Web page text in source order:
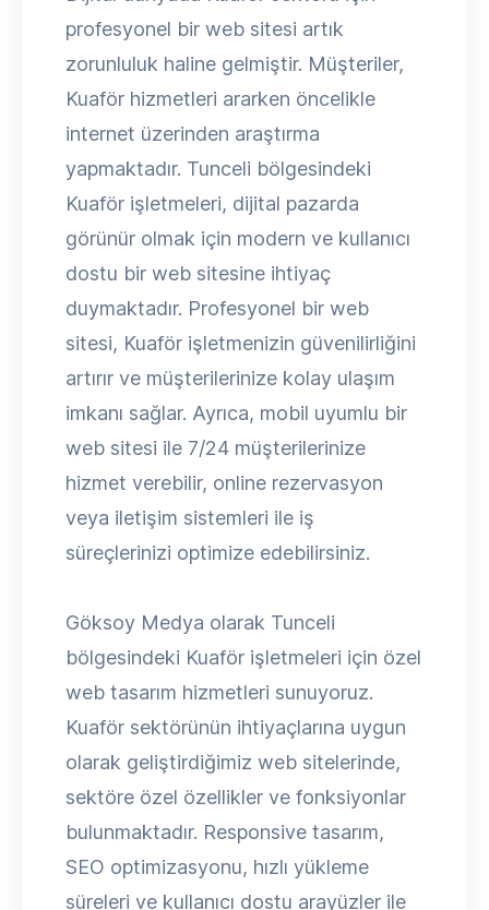
profesyonel bir web sitesi artık
zorunluluk haline gelmiştir. Müşteriler,
Kuaför hizmetleri ararken öncelikle
internet üzerinden araştırma
yapmaktadır. Tunceli bölgesindeki
Kuaför işletmeleri, dijital pazarda
görünür olmak için modern ve kullanıcı
dostu bir web sitesine ihtiyaç
duymaktadır. Profesyonel bir web
sitesi, Kuaför işletmenizin güvenilirliğini
artırır ve müşterilerinize kolay ulaşım
imkanı sağlar. Ayrıca, mobil uyumlu bir
web sitesi ile 7/24 müşterilerinize
hizmet verebilir, online rezervasyon
veya iletişim sistemleri ile iş
süreçlerinizi optimize edebilirsiniz.
Göksoy Medya olarak Tunceli
bölgesindeki Kuaför işletmeleri için özel
web tasarım hizmetleri sunuyoruz.
Kuaför sektörünün ihtiyaçlarına uygun
olarak geliştirdiğimiz web sitelerinde,
sektöre özel özellikler ve fonksiyonlar
bulunmaktadır. Responsive tasarım,
SEO optimizasyonu, hızlı yükleme
süreleri ve kullanıcı dostu arayüzler ile